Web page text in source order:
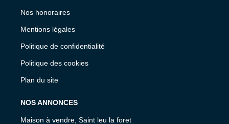
Nos honoraires
Mentions légales
Politique de confidentialité
Politique des cookies
Plan du site
NOS ANNONCES
Maison à vendre, Saint leu la foret